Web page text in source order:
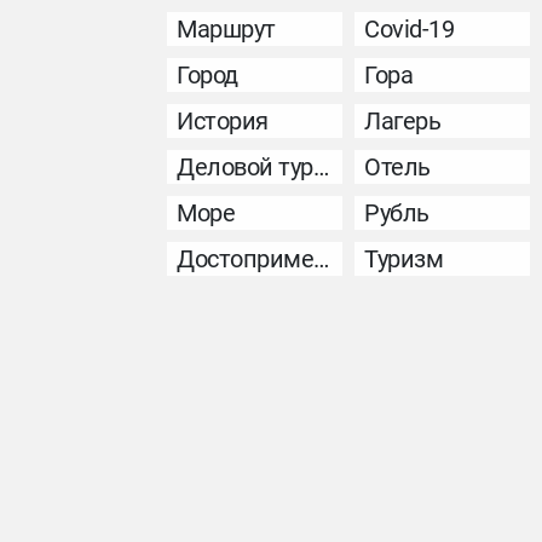
Маршрут
Covid-19
Город
Гора
История
Лагерь
Деловой туризм
Отель
Море
Рубль
Достопримечательность
Туризм